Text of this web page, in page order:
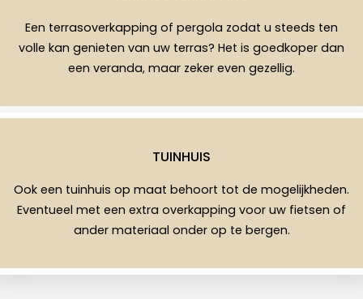
Een terrasoverkapping of pergola zodat u steeds ten
volle kan genieten van uw terras? Het is goedkoper dan
een veranda, maar zeker even gezellig.
TUINHUIS
Ook een tuinhuis op maat behoort tot de mogelijkheden.
Eventueel met een extra overkapping voor uw fietsen of
ander materiaal onder op te bergen.